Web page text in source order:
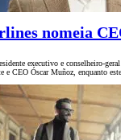
nomeia
executivo e conselheiro-
e CEO Óscar Muñoz, enquanto